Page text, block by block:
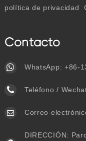
política de privacidad
Contacto
WhatsApp: +86-
Teléfono /
Correo
DIRECCIÓN: